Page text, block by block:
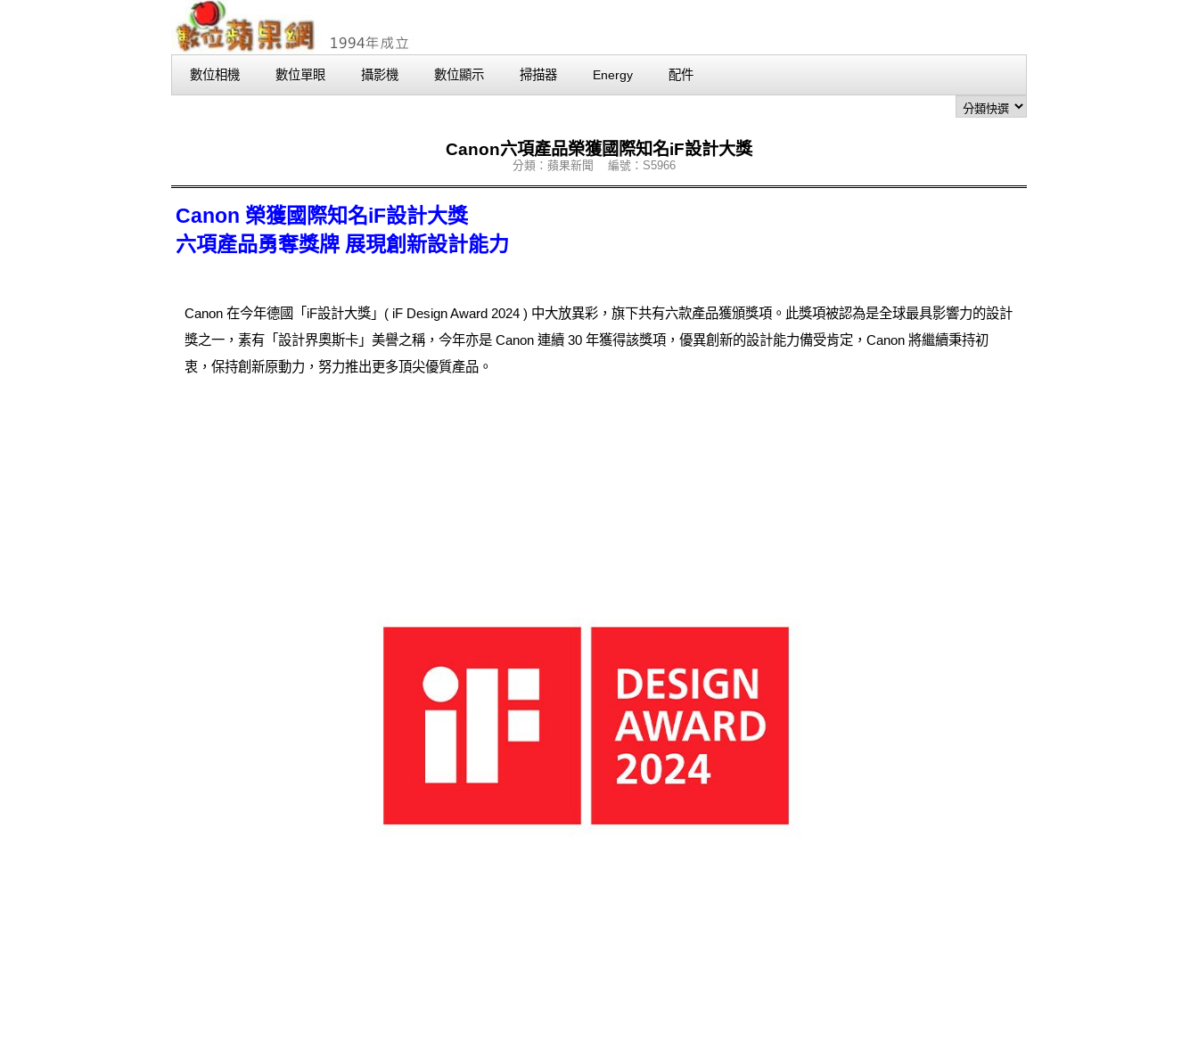
數位相機 數位單眼 攝影機 數位顯示 掃描器 Energy 配件
Canon六項產品榮獲國際知名iF設計大獎
分類：蘋果新聞 編號：S5966
Canon 榮獲國際知名iF設計大獎
六項產品勇奪獎牌 展現創新設計能力
Canon 在今年德國「iF設計大獎」( iF Design Award 2024 ) 中大放異彩，旗下共有六款產品獲頒獎項。此獎項被認為是全球最具影響力的設計
獎之一，素有「設計界奧斯卡」美譽之稱，今年亦是 Canon 連續 30 年獲得該獎項，優異創新的設計能力備受肯定，Canon 將繼續秉持初
衷，保持創新原動力，努力推出更多頂尖優質產品。